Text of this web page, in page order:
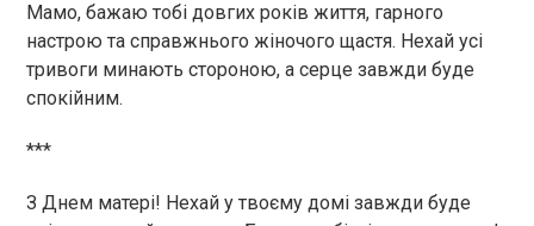
Мамо, бажаю тобі довгих років життя, гарного
настрою та справжнього жіночого щастя. Нехай усі
тривоги минають стороною, а серце завжди буде
спокійним.
***
З Днем матері! Нехай у твоєму домі завжди буде